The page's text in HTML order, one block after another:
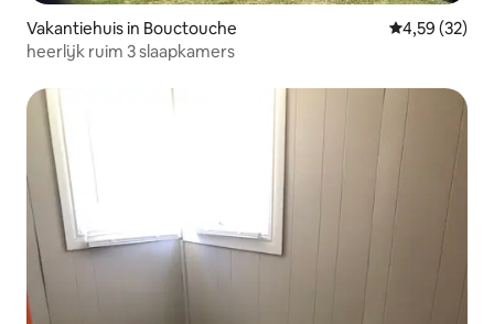
Vakantiehuis in Bouctouche Gemiddelde
4,59 (32)
heerlijk ruim 3 slaapkamers